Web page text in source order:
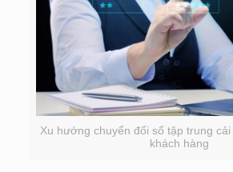
Xu hướng chuyển đổi số tập trung
khách hàng